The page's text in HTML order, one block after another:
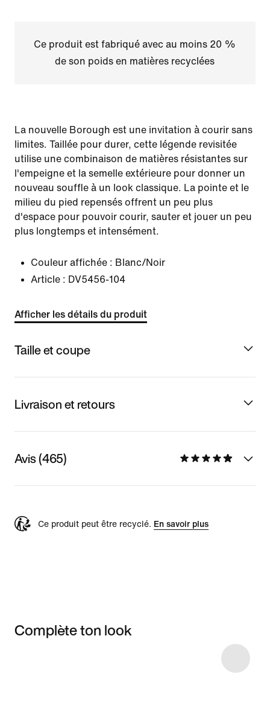
Ce produit est fabriqué avec au moins 20 %
de son poids en matières recyclées
La nouvelle Borough est une invitation à courir sans
limites. Taillée pour durer, cette légende revisitée
utilise une combinaison de matières résistantes sur
l'empeigne et la semelle extérieure pour donner un
nouveau souffle à un look classique. La pointe et le
milieu du pied repensés offrent un peu plus
d'espace pour pouvoir courir, sauter et jouer un peu
plus longtemps et intensément.
Couleur affichée : Blanc/Noir
Article : DV5456-104
Afficher les détails du produit
Taille et coupe
Livraison et retours
Avis (465)
Ce produit peut être recyclé. En savoir plus
Complète ton look